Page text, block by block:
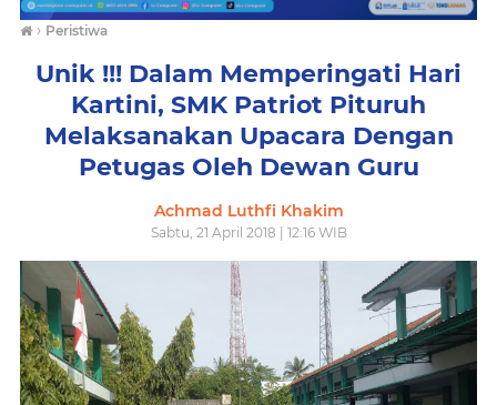
› Peristiwa
Unik !!! Dalam Memperingati Hari
Kartini, SMK Patriot Pituruh
Melaksanakan Upacara Dengan
Petugas Oleh Dewan Guru
Achmad Luthfi Khakim
Sabtu, 21 April 2018 | 12:16 WIB